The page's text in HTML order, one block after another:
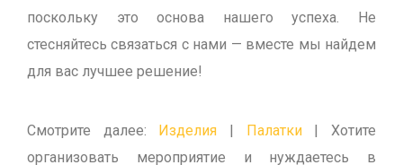
поскольку это основа нашего успеха. Не
стесняйтесь связаться с нами — вместе мы найдем
для вас лучшее решение!
Смотрите далее: Изделия | Палатки| Хотите
организовать мероприятие и нуждаетесь в